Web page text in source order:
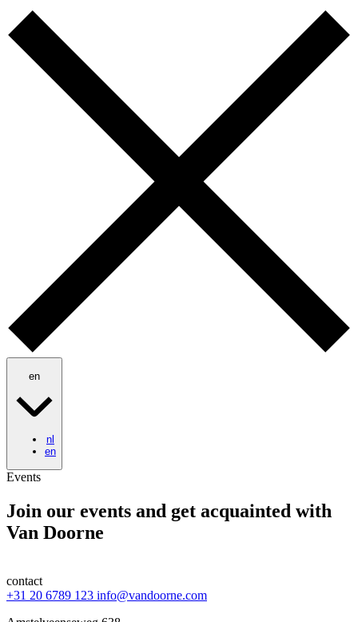
en
nl
en
Events
Join our events and get acquainted with
Van Doorne
contact
+31 20 6789 123 info@vandoorne.com